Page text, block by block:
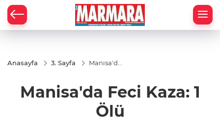
Anasayfa 3. Sayfa
Manisa'da
Manisa'da Feci Kaza: 1
Ölü